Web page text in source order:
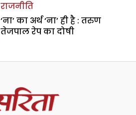
राजनीति
‘ना’ का अर्थ ‘ना’ ही है : तरुण
तेजपाल रेप का दोषी